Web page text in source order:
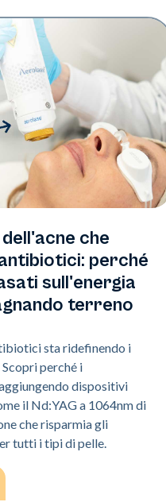
che
perché
sull'energia
terreno
sta ridefinendo i
perché i
dispositivi
il Nd:YAG a 1064nm di
che risparmia gli
tutti i tipi di pelle.